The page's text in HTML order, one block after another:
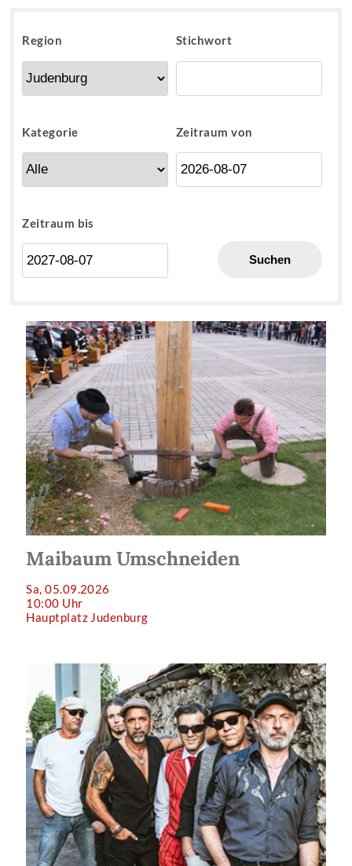
Region Stichwort
Kategorie Zeitraum von
Zeitraum bis
Maibaum Umschneiden
Sa, 05.09.2026
10:00 Uhr
Hauptplatz Judenburg